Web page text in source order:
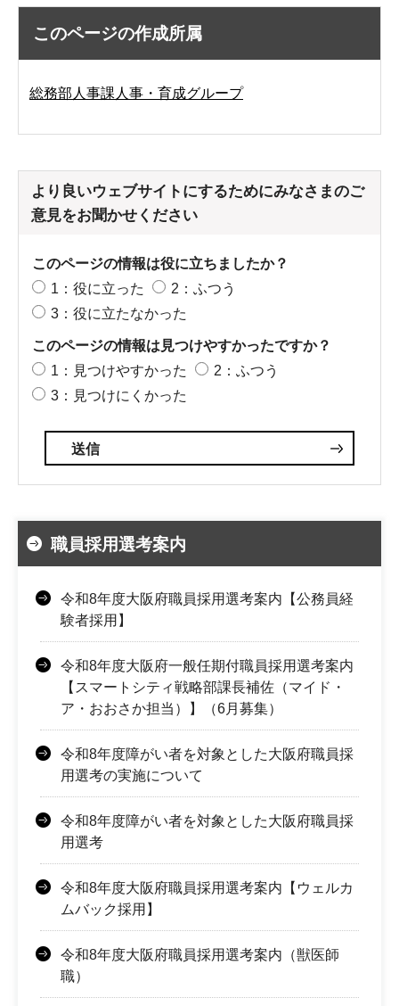
このページの作成所属
総務部人事課人事・育成グループ
より良いウェブサイトにするためにみなさまのご
意見をお聞かせください
このページの情報は役に立ちましたか？
1：役に立った
2：ふつう
3：役に立たなかった
このページの情報は見つけやすかったですか？
1：見つけやすかった
2：ふつう
3：見つけにくかった
職員採用選考案内
令和8年度大阪府職員採用選考案内【公務員経
験者採用】
令和8年度大阪府一般任期付職員採用選考案内
【スマートシティ戦略部課長補佐（マイド・
ア・おおさか担当）】（6月募集）
令和8年度障がい者を対象とした大阪府職員採
用選考の実施について
令和8年度障がい者を対象とした大阪府職員採
用選考
令和8年度大阪府職員採用選考案内【ウェルカ
ムバック採用】
令和8年度大阪府職員採用選考案内（獣医師
職）